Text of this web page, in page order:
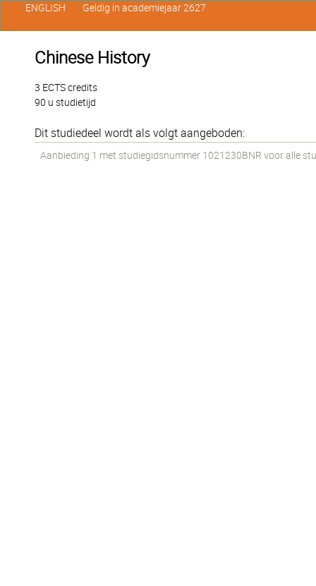
Chinese History
3 ECTS credits
90 u studietijd
Dit studiedeel wordt als volgt aangeboden:
Aanbieding 1 met studiegidsnummer 1021230BNR voor alle
ENGLISH Geldig in academiejaar 2627